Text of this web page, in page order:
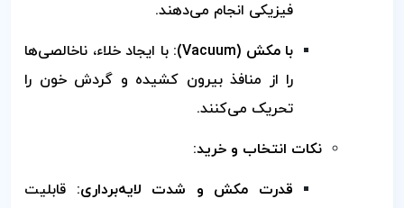
فیزیکی انجام می‌دهند.
با مکش (Vacuum):
با ایجاد خلاء، ناخالصی‌ها
را از منافذ بیرون کشیده و گردش خون را
تحریک می‌کنند.
نکات انتخاب و خرید:
قدرت مکش و شدت لایه‌برداری: قابلیت